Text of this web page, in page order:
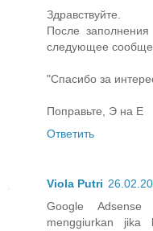
Здравствуйте.
После
следующее
"Спасибо за
Поправьте, Э на Е
Ответить
Viola Putri
Google
menggiurkan jika